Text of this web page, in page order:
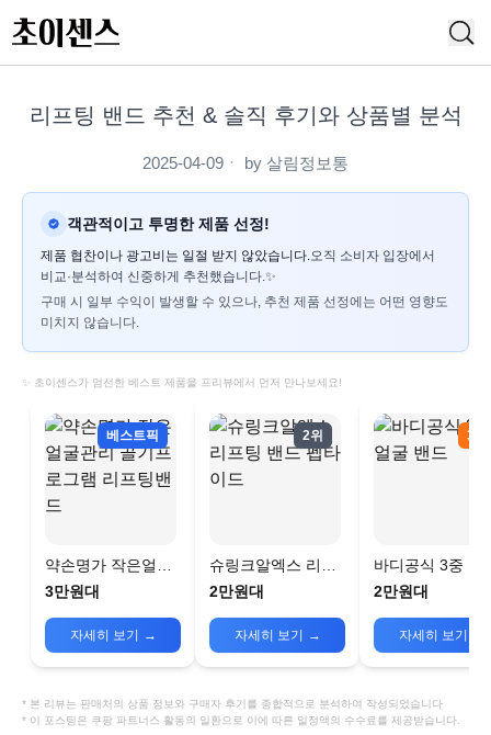
리프팅 밴드 추천 & 솔직 후기와 상품별 분석
2025-04-09 ㆍ by 살림정보통
객관적이고 투명한 제품 선정!
제품 협찬이나 광고비는 일절 받지 않았습니다.오직 소비자 입장에서
비교·분석하여 신중하게 추천했습니다.✨
구매 시 일부 수익이 발생할 수 있으나, 추천 제품 선정에는 어떤 영향도
미치지 않습니다.
✨ 초이센스가 엄선한 베스트 제품을 프리뷰에서 먼저 만나보세요!
베스트픽
약손명가 작은얼굴
관리 골기프로그램
3만원대
자세히 보기 →
2위
슈링크알엑스 리프
팅 밴드 펩타이드
2만원대
자세히 보기 →
3위
바디공식 3중 얼
밴드
2만원대
자세히 보기
* 본 리뷰는 판매처의 상품 정보와 구매자 후기를 종합적으로 분석하여 작성되었습니다
* 이 포스팅은 쿠팡 파트너스 활동의 일환으로 이에 따른 일정액의 수수료를 제공받습니다.